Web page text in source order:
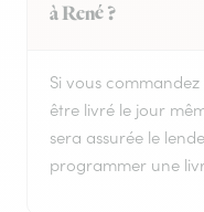
à René ?
Si vous
être livré le jour
sera assurée le
programmer une